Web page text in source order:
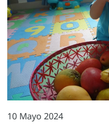
10 Mayo 2024